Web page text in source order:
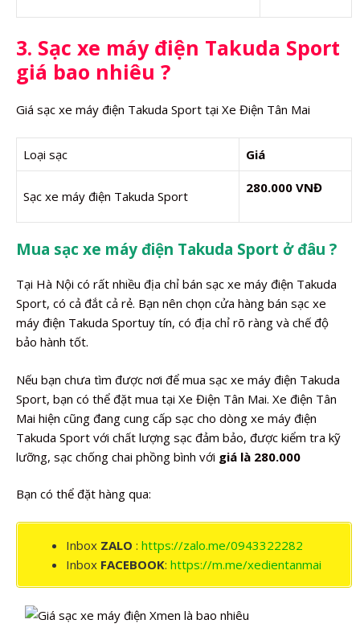
3. Sạc xe máy điện Takuda Sport
giá bao nhiêu ?
Giá sạc xe máy điện Takuda Sport tại Xe Điện Tân Mai
Loại sạc Giá
Sạc xe máy điện Takuda Sport
280.000 VNĐ
Mua sạc xe máy điện Takuda Sport ở đâu ?
Tại Hà Nội có rất nhiều địa chỉ bán sạc xe máy điện Takuda
Sport, có cả đắt cả rẻ. Bạn nên chọn cửa hàng bán sạc xe
máy điện Takuda Sportuy tín, có địa chỉ rõ ràng và chế độ
bảo hành tốt.
Nếu bạn chưa tìm được nơi để mua sạc xe máy điện Takuda
Sport, bạn có thể đặt mua tại Xe Điện Tân Mai. Xe điện Tân
Mai hiện cũng đang cung cấp sạc cho dòng xe máy điện
Takuda Sport với chất lượng sạc đảm bảo, được kiểm tra kỹ
lưỡng, sạc chống chai phồng bình với giá là 280.000
Bạn có thể đặt hàng qua:
Inbox ZALO : https://zalo.me/0943322282
Inbox FACEBOOK: https://m.me/xedientanmai